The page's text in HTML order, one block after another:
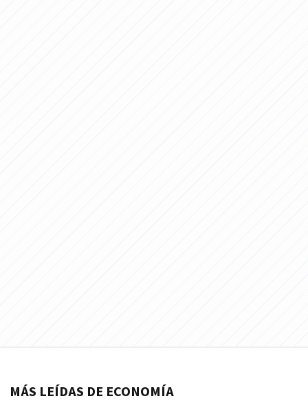
MÁS LEÍDAS DE ECONOMÍA